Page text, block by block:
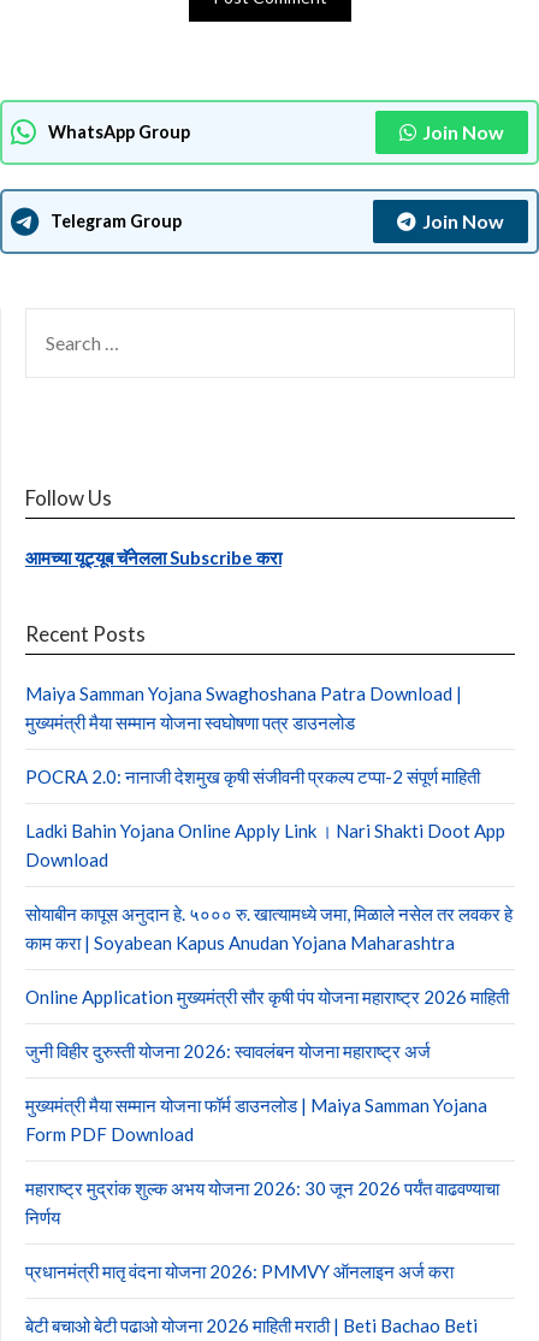
WhatsApp Group Join Now
Telegram Group Join Now
FOR:
Follow Us
आमच्या यूट्यूब चॅनेलला Subscribe करा
Recent Posts
Maiya Samman Yojana Swaghoshana Patra Download |
मुख्यमंत्री मैया सम्मान योजना स्वघोषणा पत्र डाउनलोड
POCRA 2.0: नानाजी देशमुख कृषी संजीवनी प्रकल्प टप्पा-2 संपूर्ण माहिती
Ladki Bahin Yojana Online Apply Link । Nari Shakti Doot App
Download
सोयाबीन कापूस अनुदान हे. ५००० रु. खात्यामध्ये जमा, मिळाले नसेल तर लवकर हे
काम करा | Soyabean Kapus Anudan Yojana Maharashtra
Online Application मुख्यमंत्री सौर कृषी पंप योजना महाराष्ट्र 2026 माहिती
जुनी विहीर दुरुस्ती योजना 2026: स्वावलंबन योजना महाराष्ट्र अर्ज
मुख्यमंत्री मैया सम्मान योजना फॉर्म डाउनलोड | Maiya Samman Yojana
Form PDF Download
महाराष्ट्र मुद्रांक शुल्क अभय योजना 2026: 30 जून 2026 पर्यंत वाढवण्याचा
निर्णय
प्रधानमंत्री मातृ वंदना योजना 2026: PMMVY ऑनलाइन अर्ज करा
बेटी बचाओ बेटी पढाओ योजना 2026 माहिती मराठी | Beti Bachao Beti